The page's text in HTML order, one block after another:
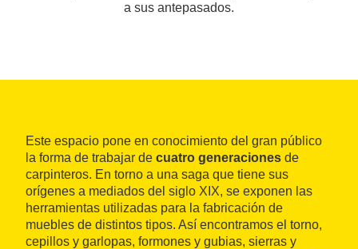
a sus antepasados.
Este espacio pone en conocimiento del gran público
la forma de trabajar de cuatro generaciones de
carpinteros. En torno a una saga que tiene sus
orígenes a mediados del siglo XIX, se exponen las
herramientas utilizadas para la fabricación de
muebles de distintos tipos. Así encontramos el torno,
cepillos y garlopas, formones y gubias, sierras y